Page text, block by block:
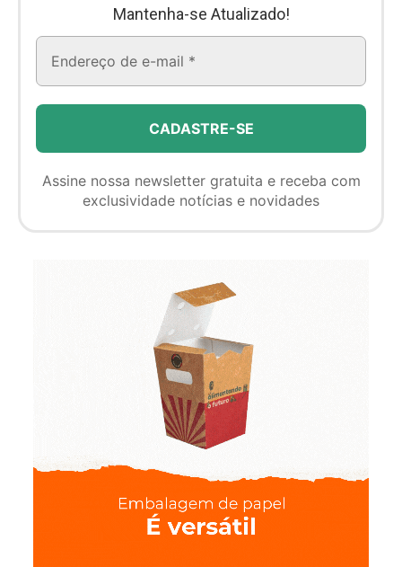
Mantenha-se Atualizado!
Assine nossa newsletter gratuita e receba com
exclusividade notícias e novidades